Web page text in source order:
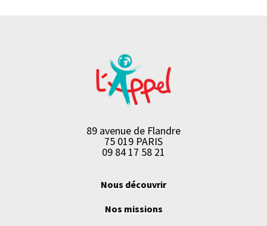
89 avenue de Flandre
75 019 PARIS
09 84 17 58 21
Nous découvrir
Nos missions